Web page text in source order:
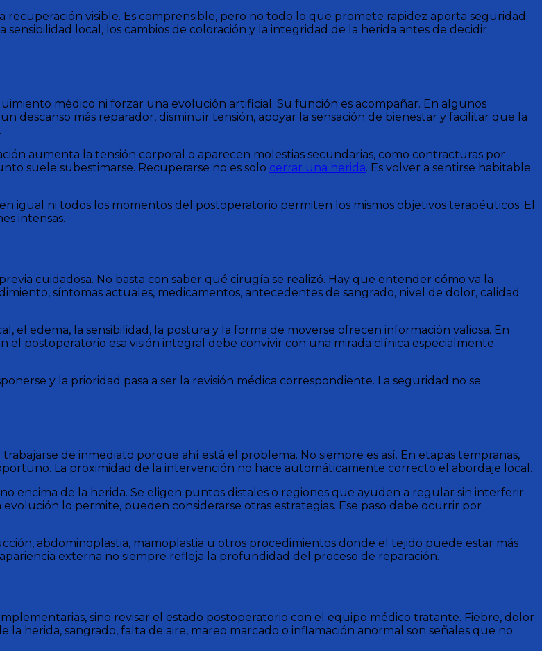
recuperación visible. Es comprensible, pero no todo lo que promete rapidez aporta seguridad.
local, los cambios de coloración y la integridad de la herida antes de decidir
médico ni forzar una evolución artificial. Su función es acompañar. En algunos
más reparador, disminuir tensión, apoyar la sensación de bienestar y facilitar que la
aumenta la tensión corporal o aparecen molestias secundarias, como contracturas por
suele subestimarse. Recuperarse no es solo cerrar una herida. Es volver a sentirse habitable
igual ni todos los momentos del postoperatorio permiten los mismos objetivos terapéuticos. El
intensas.
cuidadosa. No basta con saber qué cirugía se realizó. Hay que entender cómo va la
síntomas actuales, medicamentos, antecedentes de sangrado, nivel de dolor, calidad
el edema, la sensibilidad, la postura y la forma de moverse ofrecen información valiosa. En
postoperatorio esa visión integral debe convivir con una mirada clínica especialmente
y la prioridad pasa a ser la revisión médica correspondiente. La seguridad no se
de inmediato porque ahí está el problema. No siempre es así. En etapas tempranas,
La proximidad de la intervención no hace automáticamente correcto el abordaje local.
encima de la herida. Se eligen puntos distales o regiones que ayuden a regular sin interferir
lo permite, pueden considerarse otras estrategias. Ese paso debe ocurrir por
abdominoplastia, mamoplastia u otros procedimientos donde el tejido puede estar más
externa no siempre refleja la profundidad del proceso de reparación.
sino revisar el estado postoperatorio con el equipo médico tratante. Fiebre, dolor
herida, sangrado, falta de aire, mareo marcado o inflamación anormal son señales que no